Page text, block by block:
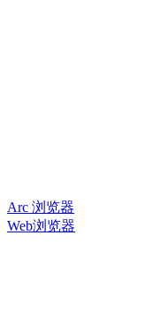
Arc 浏览器
Web浏览器